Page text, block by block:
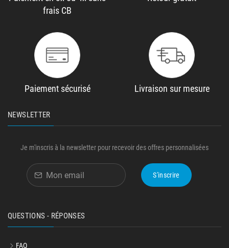
frais CB
Paiement sécurisé Livraison sur mesure
NEWSLETTER
Je m'inscris à la newsletter pour recevoir des offres personnalisées
S'inscrire
QUESTIONS - RÉPONSES
FAQ